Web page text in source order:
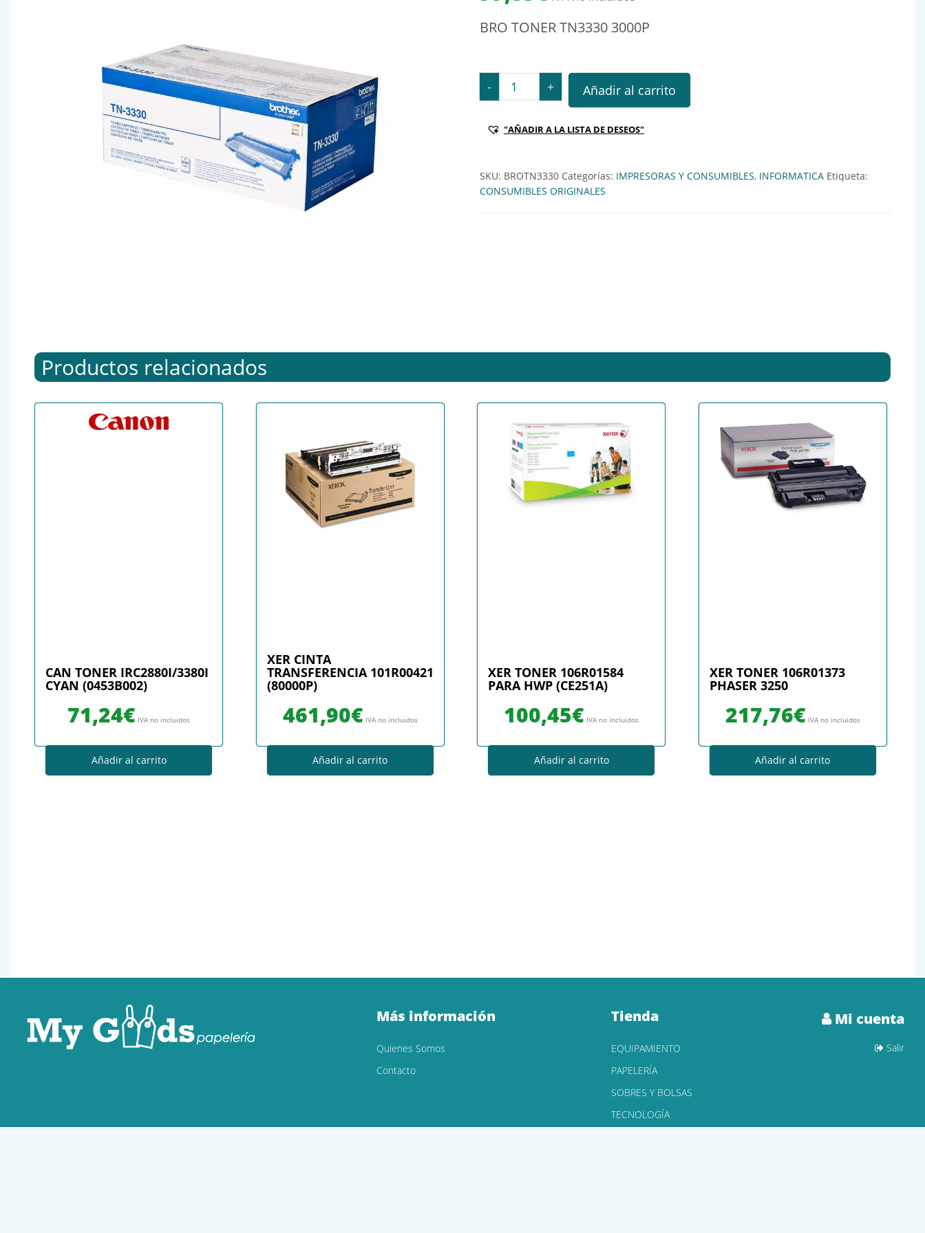
BRO TONER TN3330 3000P
- BRO TONER TN3330 3000P cantidad
+ Añadir al carrito
"AÑADIR A LA LISTA DE DESEOS"
SKU: BROTN3330 Categorías: IMPRESORAS Y CONSUMIBLES, INFORMATICA Etiqueta:
CONSUMIBLES ORIGINALES
Productos relacionados
CAN TONER IRC2880I/3380I
CYAN (0453B002)
71,24€ IVA no incluidos
Añadir al carrito
XER CINTA
TRANSFERENCIA 101R00421
(80000P)
461,90€ IVA no incluidos
Añadir al carrito
XER TONER 106R01584
PARA HWP (CE251A)
100,45€ IVA no incluidos
Añadir al carrito
XER TONER 106R01373
PHASER 3250
217,76€ IVA no incluidos
Añadir al carrito
Más información
Quienes Somos
Contacto
Tienda
EQUIPAMIENTO
PAPELERÍA
SOBRES Y BOLSAS
TECNOLOGÍA
Mi cuenta
Salir